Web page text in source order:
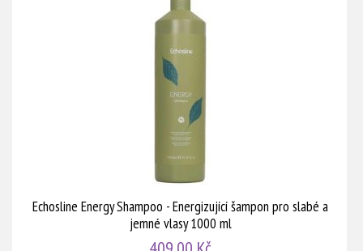
Echosline Energy Shampoo - Energizující šampon pro slabé a
jemné vlasy 1000 ml